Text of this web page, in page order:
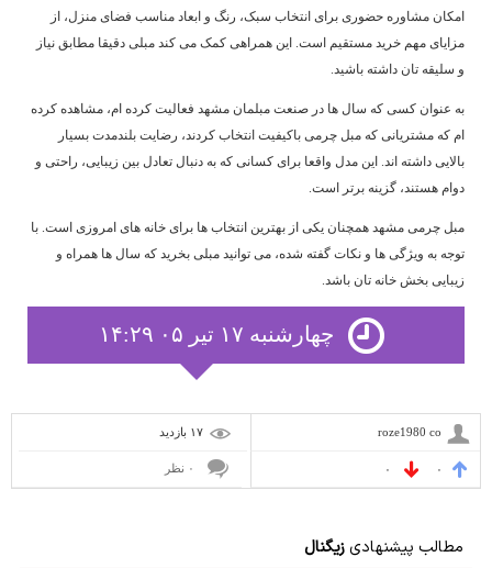
امکان مشاوره حضوری برای انتخاب سبک، رنگ و ابعاد مناسب فضای منزل، از
مزایای مهم خرید مستقیم است. این همراهی کمک می کند مبلی دقیقا مطابق نیاز
و سلیقه تان داشته باشید.
به عنوان کسی که سال ها در صنعت مبلمان مشهد فعالیت کرده ام، مشاهده کرده
ام که مشتریانی که مبل چرمی باکیفیت انتخاب کردند، رضایت بلندمدت بسیار
بالایی داشته اند. این مدل واقعا برای کسانی که به دنبال تعادل بین زیبایی، راحتی و
دوام هستند، گزینه برتر است.
مبل چرمی مشهد همچنان یکی از بهترین انتخاب ها برای خانه های امروزی است. با
توجه به ویژگی ها و نکات گفته شده، می توانید مبلی بخرید که سال ها همراه و
زیبایی بخش خانه تان باشد.
چهارشنبه ۱۷ تیر ۰۵ ۱۴:۲۹
roze1980 co ۱۷ بازديد